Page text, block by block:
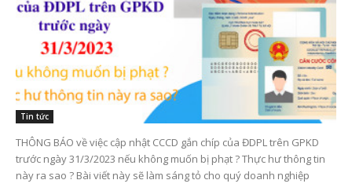
Tin tức
THÔNG BÁO về việc cập nhật CCCD gắn chíp của ĐDPL trên GPKD
trước ngày 31/3/2023 nếu không muốn bị phạt ? Thực hư thông tin
này ra sao ? Bài viết này sẽ làm sáng tỏ cho quý doanh nghiệp